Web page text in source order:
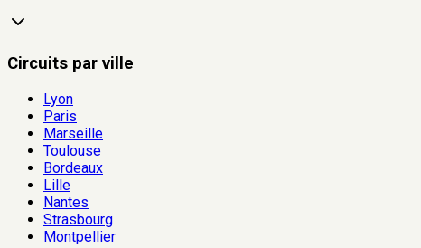
Circuits par ville
Lyon
Paris
Marseille
Toulouse
Bordeaux
Lille
Nantes
Strasbourg
Montpellier